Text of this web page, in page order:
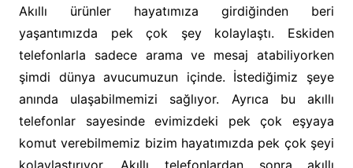
Akıllı ürünler hayatımıza girdiğinden beri
yaşantımızda pek çok şey kolaylaştı. Eskiden
telefonlarla sadece arama ve mesaj atabiliyorken
şimdi dünya avucumuzun içinde. İstediğimiz şeye
anında ulaşabilmemizi sağlıyor. Ayrıca bu akıllı
telefonlar sayesinde evimizdeki pek çok eşyaya
komut verebilmemiz bizim hayatımızda pek çok şeyi
kolaylaştırıyor. Akıllı telefonlardan sonra akıllı